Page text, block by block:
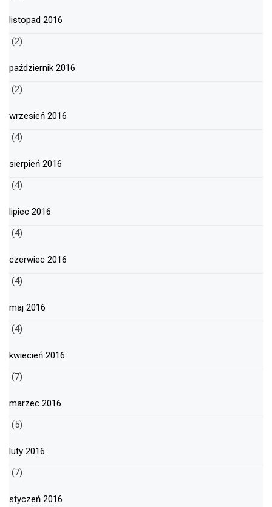
listopad 2016
(2)
październik 2016
(2)
wrzesień 2016
(4)
sierpień 2016
(4)
lipiec 2016
(4)
czerwiec 2016
(4)
maj 2016
(4)
kwiecień 2016
(7)
marzec 2016
(5)
luty 2016
(7)
styczeń 2016